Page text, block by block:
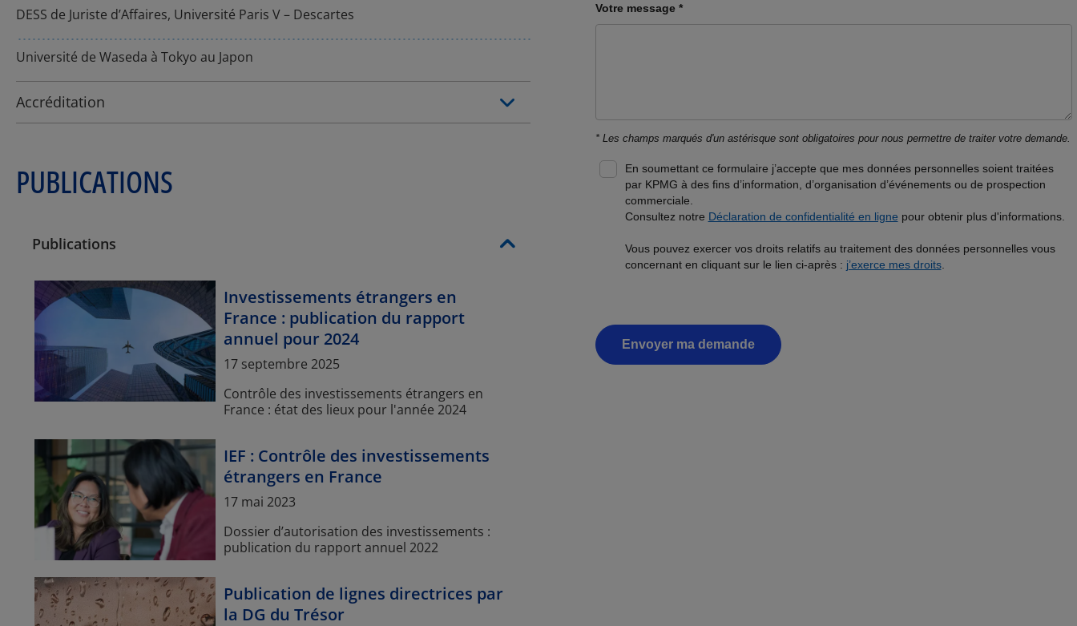
DESS de Juriste d’Affaires, Université Paris V – Descartes
Université de Waseda à Tokyo au Japon
Accréditation
PUBLICATIONS
Publications
Investissements étrangers en
France : publication du rapport
annuel pour 2024
Article Posted date
17 septembre 2025
Contrôle des investissements étrangers en
France : état des lieux pour l'année 2024
IEF : Contrôle des investissements
étrangers en France
Article Posted date
17 mai 2023
Dossier d’autorisation des investissements :
publication du rapport annuel 2022
Publication de lignes directrices par
la DG du Trésor